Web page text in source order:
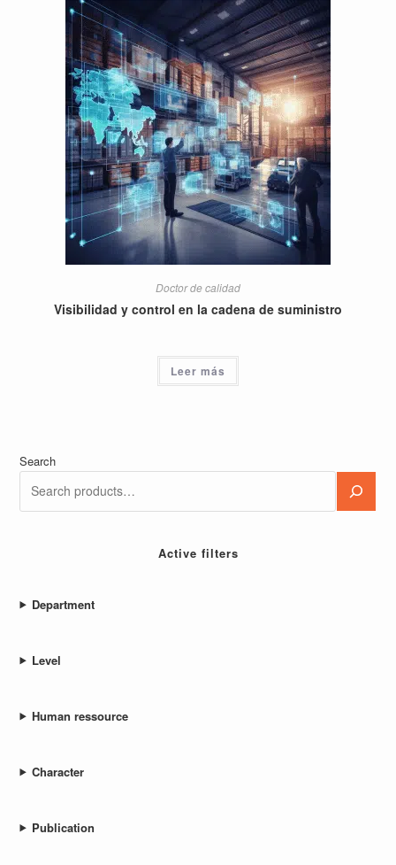
Doctor de calidad
Visibilidad y control en la cadena de suministro
Leer más
Search
Active filters
Department
Level
Human ressource
Character
Publication